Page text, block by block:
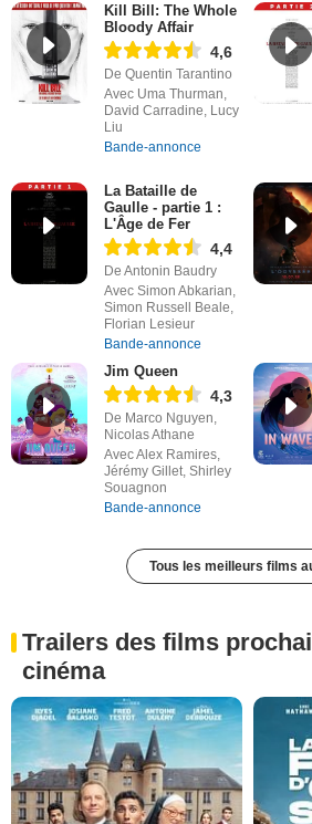
Kill Bill: The Whole
Bloody Affair
4,6
De Quentin Tarantino
Avec Uma Thurman,
David Carradine, Lucy
Liu
Bande-annonce
La Bataille de
Gaulle - partie 1 :
L'Âge de Fer
4,4
De Antonin Baudry
Avec Simon Abkarian,
Simon Russell Beale,
Florian Lesieur
Bande-annonce
Jim Queen
4,3
De Marco Nguyen,
Nicolas Athane
Avec Alex Ramires,
Jérémy Gillet, Shirley
Souagnon
Bande-annonce
Tous les meilleurs films
Trailers des films
cinéma